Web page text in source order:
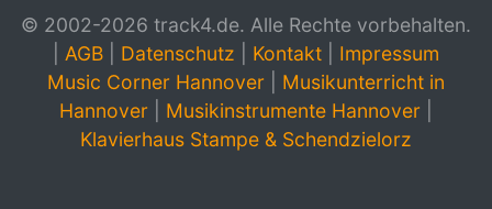
© 2002-2026 track4.de. Alle Rechte vorbehalten.
AGB Datenschutz Kontakt
Impressum
Music Corner Hannover
Musikunterricht in
Hannover
Musikinstrumente Hannover
Klavierhaus Stampe & Schendzielorz